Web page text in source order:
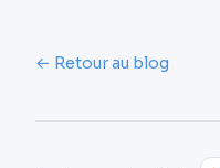
← Retour au blog